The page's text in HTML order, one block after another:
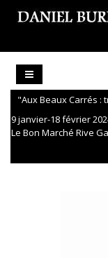
"Aux Beaux Carrés :
9 janvier-18 février
Le Bon Marché Rive